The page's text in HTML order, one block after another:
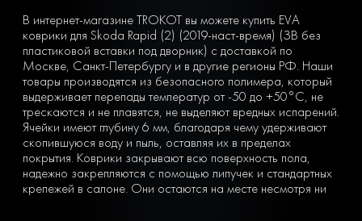
В интернет-магазине TROKOT вы можете купить EVA
коврики для Skoda Rapid (2) (2019-наст-время) (ЗВ без
пластиковой вставки под дворник) с доставкой по
Москве, Санкт-Петербургу и в другие регионы РФ. Наши
товары производятся из безопасного полимера, который
выдерживает перепады температур от -50 до +50°С, не
трескаются и не плавятся, не выделяют вредных испарений.
Ячейки имеют глубину 6 мм, благодаря чему удерживают
скопившуюся воду и пыль, оставляя их в пределах
покрытия. Коврики закрывают всю поверхность пола,
надежно закрепляются с помощью липучек и стандартных
крепежей в салоне. Они остаются на месте несмотря ни